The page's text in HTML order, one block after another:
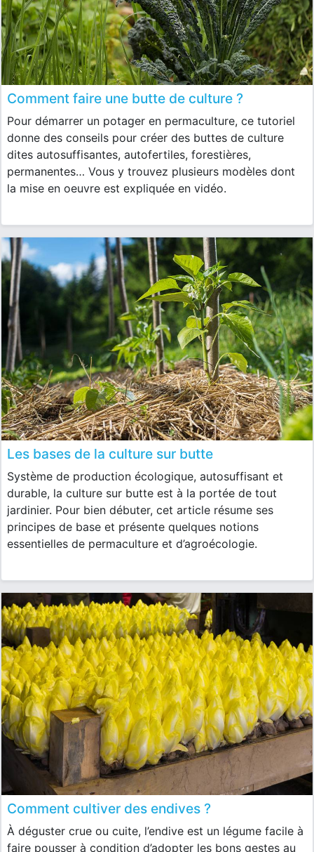
Comment faire une butte de culture ?
Pour démarrer un potager en permaculture, ce tutoriel
donne des conseils pour créer des buttes de culture
dites autosuffisantes, autofertiles, forestières,
permanentes… Vous y trouvez plusieurs modèles dont
la mise en oeuvre est expliquée en vidéo.
Les bases de la culture sur butte
Système de production écologique, autosuffisant et
durable, la culture sur butte est à la portée de tout
jardinier. Pour bien débuter, cet article résume ses
principes de base et présente quelques notions
essentielles de permaculture et d’agroécologie.
Comment cultiver des endives ?
À déguster crue ou cuite, l’endive est un légume facile à
faire pousser à condition d’adopter les bons gestes au